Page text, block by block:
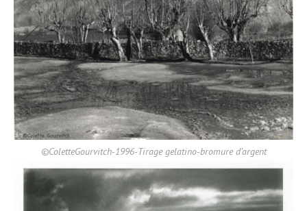
©ColetteGourvitch-1996-Tirage gelatino-bromure d’argent